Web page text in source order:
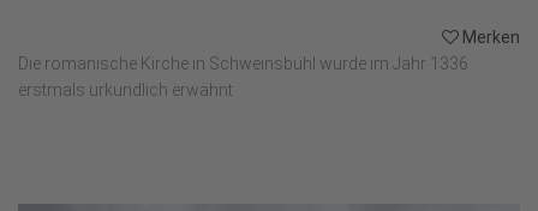
Merken
Die romanische Kirche in Schweinsbühl wurde im Jahr 1336
erstmals urkundlich erwähnt